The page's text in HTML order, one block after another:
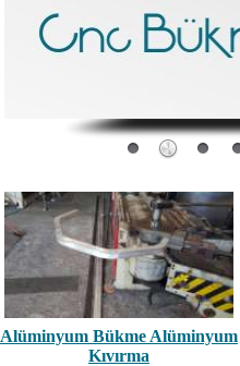
Alüminyum Bükme Alüminyum
Kıvırma